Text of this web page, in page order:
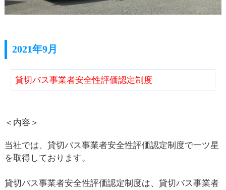
2021年9月
貸切バス事業者安全性評価認定制度
＜内容＞
当社では、貸切バス事業者安全性評価認定制度で一ツ星
を取得しております。
貸切バス事業者安全性評価認定制度は、貸切バス事業者